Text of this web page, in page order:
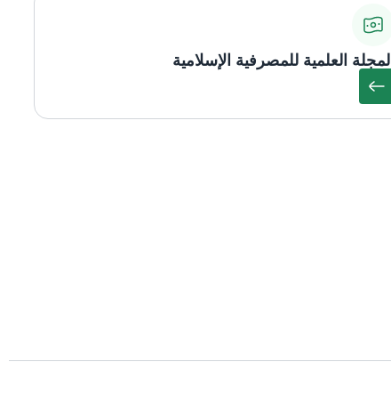
المجلة العلمية للمصرفية الإسلامية